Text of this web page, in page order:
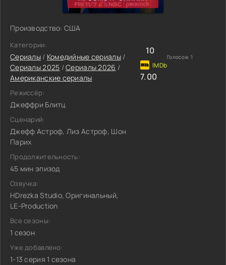
Производство: США
Категории:
Сериалы/ Комедийные сериалы/
Сериалы 2025 /Сериалы 2026 /
Американские сериалы
Режиссёр:
Джеффри Блитц
Сценарий:
Джефф Астроф, Лиз Астроф, Шон
Парих
Продолжительность:
45 мин эпизод
Озвучка:
HDrezka Studio, Оригинальный,
LE-Production
Все сезоны:
1 сезон
Уже добавлено:
1-13 серия 1 сезона
10
Голосов: 1
7.00